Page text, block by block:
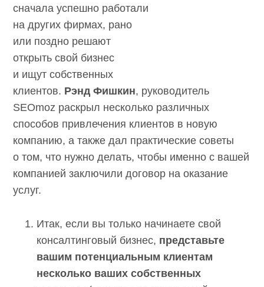
сначала успешно
работали на других
фирмах, рано или поздно
решают открыть свой
бизнес и ищут
собственных клиентов.Рэнд Фишкин,
руководитель SEOmoz раскрыл несколько
различных способов привлечения клиентов
в новую компанию, а также дал практические
советы о том, что нужно делать, чтобы
именно с вашей компанией заключили
договор на оказание услуг.
Итак, если вы только начинаете свой
консалтинговый бизнес,представьте
вашим потенциальным клиентам
несколько ваших собственных проектов